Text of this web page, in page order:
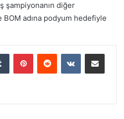
şampiyonanın diğer
adına podyum hedefiyle